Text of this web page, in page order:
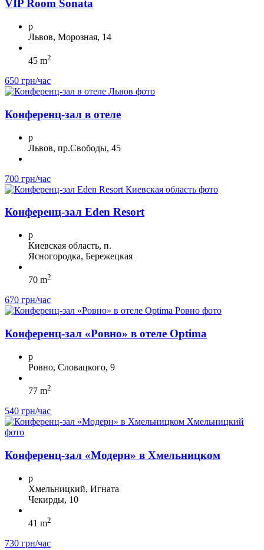
VIP Room Sonata
p
Львов, Морозная, 14
45 m2
650 грн/час
Конференц-зал в отеле
p
Львов, пр.Свободы, 45
700 грн/час
Конференц-зал Eden Resort
p
Киевская область, п.
Ясногородка, Бережецкая
70 m2
670 грн/час
Конференц-зал «Ровно» в отеле Optima
p
Ровно, Словацкого, 9
77 m2
540 грн/час
Конференц-зал «Модерн» в Хмельницком
p
Хмельницкий, Игната
Чекирды, 10
41 m2
730 грн/час